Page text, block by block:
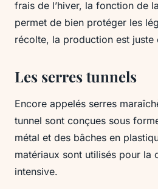
frais de l’hiver, la fonction de
permet de bien protéger les
récolte, la production est juste
Les serres tunnels
Encore appelés serres
tunnel sont conçues sous
métal et des bâches en
matériaux sont utilisés pour la
intensive.